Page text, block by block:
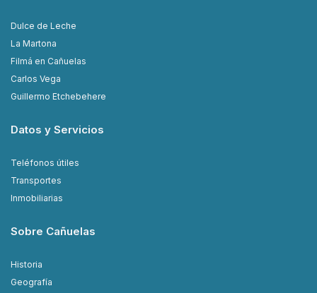
Dulce de Leche
La Martona
Filmá en Cañuelas
Carlos Vega
Guillermo Etchebehere
Datos y Servicios
Teléfonos útiles
Transportes
Inmobiliarias
Sobre Cañuelas
Historia
Geografía